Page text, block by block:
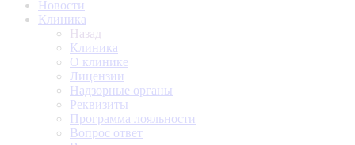
Новости
Клиника
Назад
Клиника
О клинике
Лицензии
Надзорные органы
Реквизиты
Программа лояльности
Вопрос ответ